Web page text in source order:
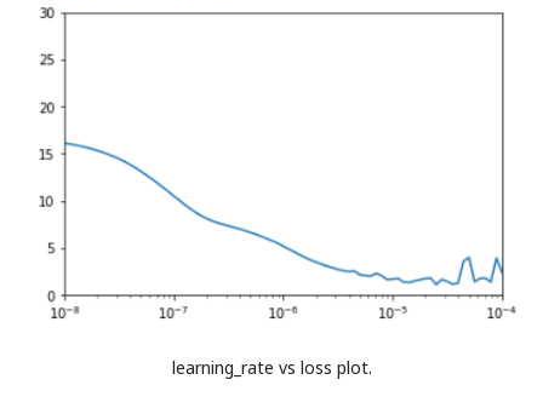
learning_rate vs loss plot.